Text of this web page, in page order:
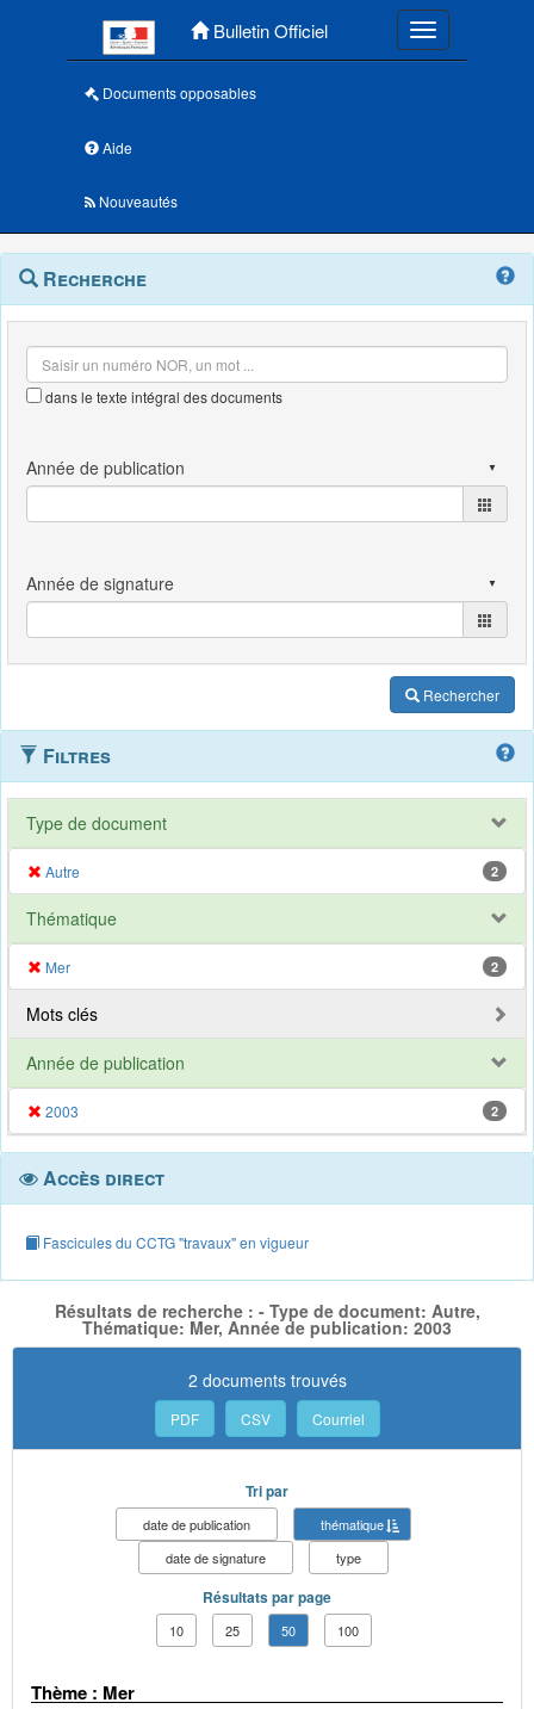
Bulletin Officiel Toggle
Documents opposables
Aide
Nouveautés
Navigation
outils
Menu
contextuel
Recherche
dans le texte intégral des documents
Rechercher
Filtres
Type de document
Autre 2
Thématique
Mer 2
Mots clés
Année de publication
2003 2
Accès direct
Fascicules du CCTG "travaux" en vigueur
Résultats de recherche : - Type de document: Autre,
Thématique: Mer, Année de publication: 2003
2 documents trouvés
PDF CSV Courriel
Tri par
date de publication
thématique
date de signature
type
Résultats par page
10 25 50 100
Thème : Mer